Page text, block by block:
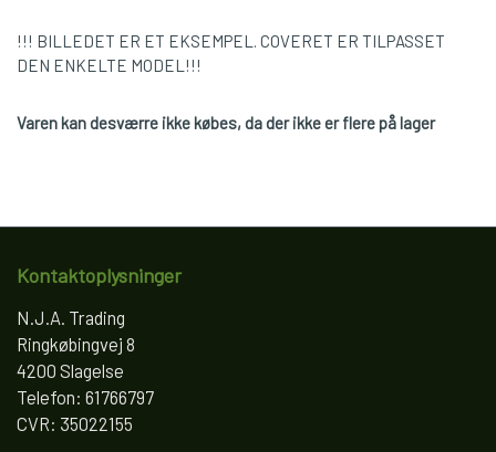
!!! BILLEDET ER ET EKSEMPEL. COVERET ER TILPASSET
DEN ENKELTE MODEL!!!
Varen kan desværre ikke købes, da der ikke er flere på lager
Kontaktoplysninger
N.J.A. Trading
Ringkøbingvej 8
4200 Slagelse
Telefon: 61766797
CVR: 35022155